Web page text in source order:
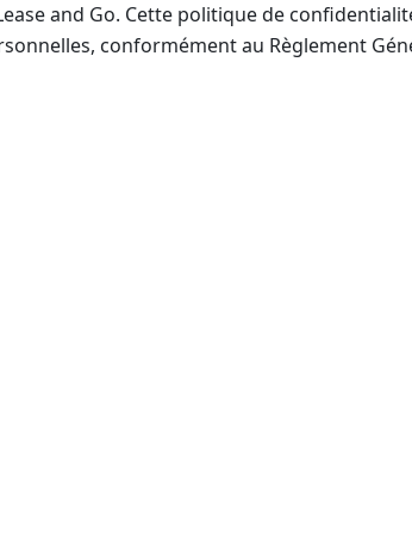
and Go. Cette politique de
conformément au Règlement